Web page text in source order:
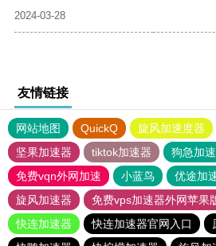
2024-03-28
友情链接
网站地图 QuickQ 旋风加速度器
坚果加速器
tiktok加速器
狗急加
免费vqn外网加速
小蓝鸟 优途加
旋风加速器
免费vps加速器外网苹果
快连加速器
快连加速器官网入口